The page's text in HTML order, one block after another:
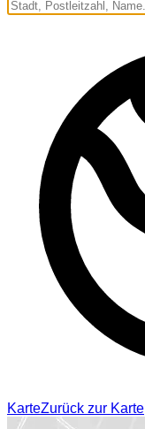
KarteZurück zur Karte